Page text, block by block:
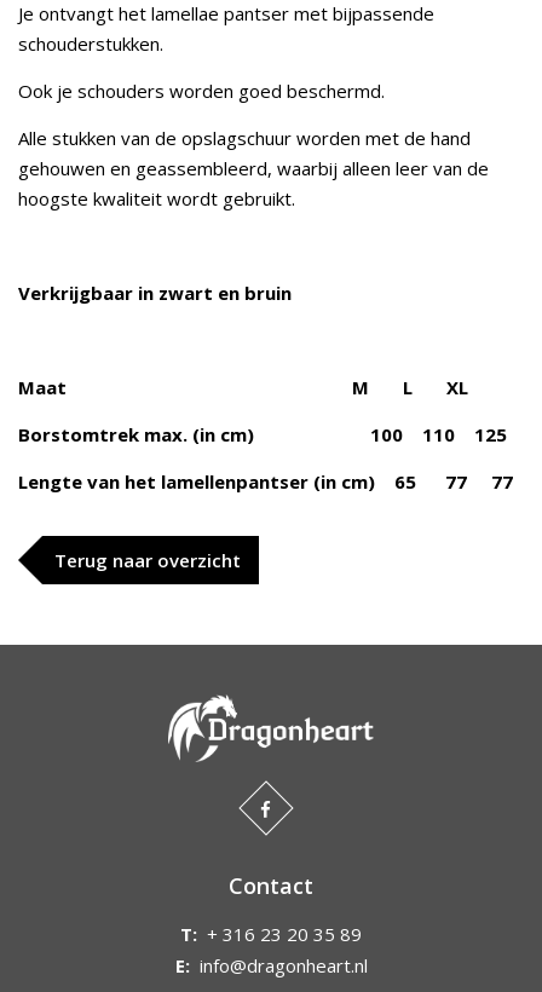
Je ontvangt het lamellae pantser met bijpassende
schouderstukken.
Ook je schouders worden goed beschermd.
Alle stukken van de opslagschuur worden met de hand
gehouwen en geassembleerd, waarbij alleen leer van de
hoogste kwaliteit wordt gebruikt.
Verkrijgbaar in zwart en bruin
Maat M L XL
Borstomtrek max. (in cm) 100 110 125
Lengte van het lamellenpantser (in cm) 65 77 77
Terug naar overzicht
Contact
T: + 316 23 20 35 89
E: info@dragonheart.nl